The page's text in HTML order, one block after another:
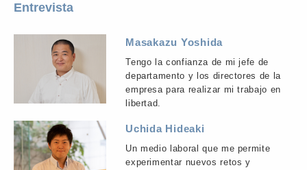
Entrevista
Masakazu Yoshida
Tengo la confianza de mi jefe de
departamento y los directores de la
empresa para realizar mi trabajo en
libertad.
Uchida Hideaki
Un medio laboral que me permite
experimentar nuevos retos y